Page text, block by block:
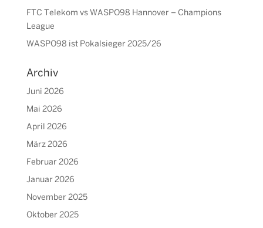
FTC Telekom vs WASPO98 Hannover – Champions
League
WASPO98 ist Pokalsieger 2025/26
Archiv
Juni 2026
Mai 2026
April 2026
März 2026
Februar 2026
Januar 2026
November 2025
Oktober 2025